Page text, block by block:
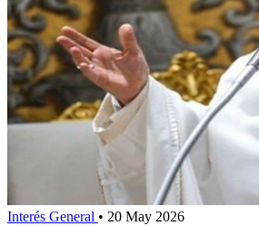
Interés General • 20 May 2026